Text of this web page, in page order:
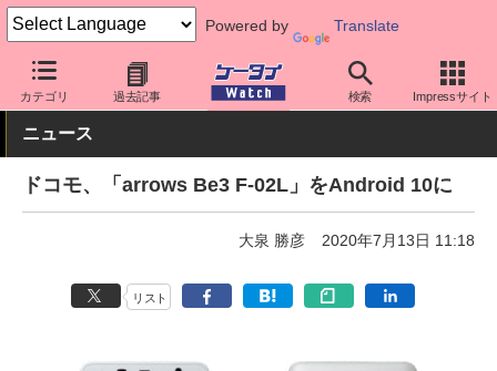
Powered by Translate
カテゴリ 過去記事 検索 Impressサイト
ケータイ Watch キャリア ドコモ ソフト更新
ニュース
ドコモ、「arrows Be3 F-02L」をAndroid 10に
大泉 勝彦 2020年7月13日 11:18
リスト